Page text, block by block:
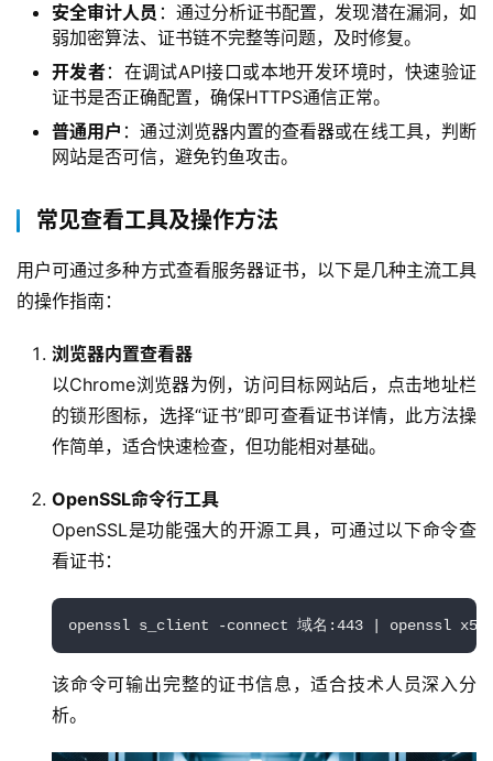
安全审计人员 ：通过分析证书配置，发现潜在漏洞，如
弱加密算法、证书链不完整等问题，及时修复。
开发者：在调试API接口或本地开发环境时，快速验证
证书是否正确配置，确保HTTPS通信正常。
普通用户 ：通过浏览器内置的查看器或在线工具，判断
网站是否可信，避免钓鱼攻击。
常见查看工具及操作方法
用户可通过多种方式查看服务器证书，以下是几种主流工具
的操作指南：
浏览器内置查看器
以Chrome浏览器为例，访问目标网站后，点击地址栏
的锁形图标，选择“证书”即可查看证书详情，此方法操
作简单，适合快速检查，但功能相对基础。
OpenSSL命令行工具
OpenSSL是功能强大的开源工具，可通过以下命令查
看证书：
openssl s_client -connect 域名:443 | openssl
该命令可输出完整的证书信息，适合技术人员深入分
析。